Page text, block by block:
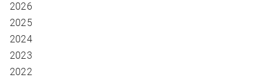
2026
2025
2024
2023
2022